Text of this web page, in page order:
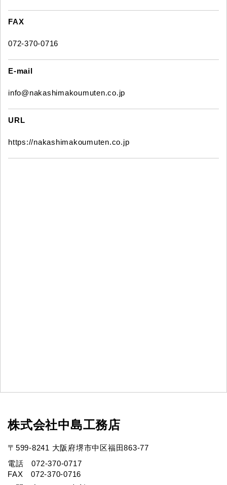
FAX
072-370-0716
E-mail
info@nakashimakoumuten.co.jp
URL
https://nakashimakoumuten.co.jp
株式会社中島工務店
〒599-8241 大阪府堺市中区福田863-77
電話 072-370-0717
FAX 072-370-0716